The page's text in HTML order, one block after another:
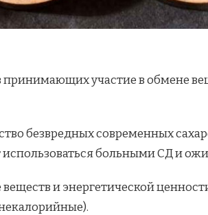
участие в обмене
безвредных современных
больными CД и
и энергетической